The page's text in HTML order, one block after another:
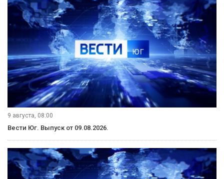
9 августа, 08:00
Вести Юг. Выпуск от 09.08.2026.